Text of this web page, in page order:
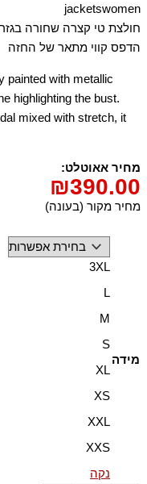
jacketswomen
חולצת טי קצרה שחורה
הדפס קווי מתאר של החזה
painted with metallic
highlighting the bust.
mixed with stretch, it
מחיר אאוטלט:
₪390.00
מחיר מקור (בעונה)
מידה
3XL
L
M
S
XL
XS
XXL
XXS
נקה